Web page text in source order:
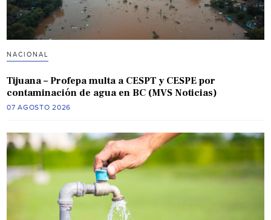
NACIONAL
Tijuana – Profepa multa a CESPT y CESPE por
contaminación de agua en BC (MVS Noticias)
07 AGOSTO 2026